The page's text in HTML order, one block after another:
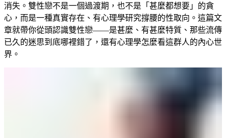
消失。雙性戀不是一個過渡期，也不是「甚麼都想要」的貪
心，而是一種真實存在、有心理學研究撐腰的性取向。這篇文
章就帶你從頭認識雙性戀——是甚麼、有甚麼特質、那些流傳
已久的迷思到底哪裡錯了，還有心理學怎麼看這群人的內心世
界。